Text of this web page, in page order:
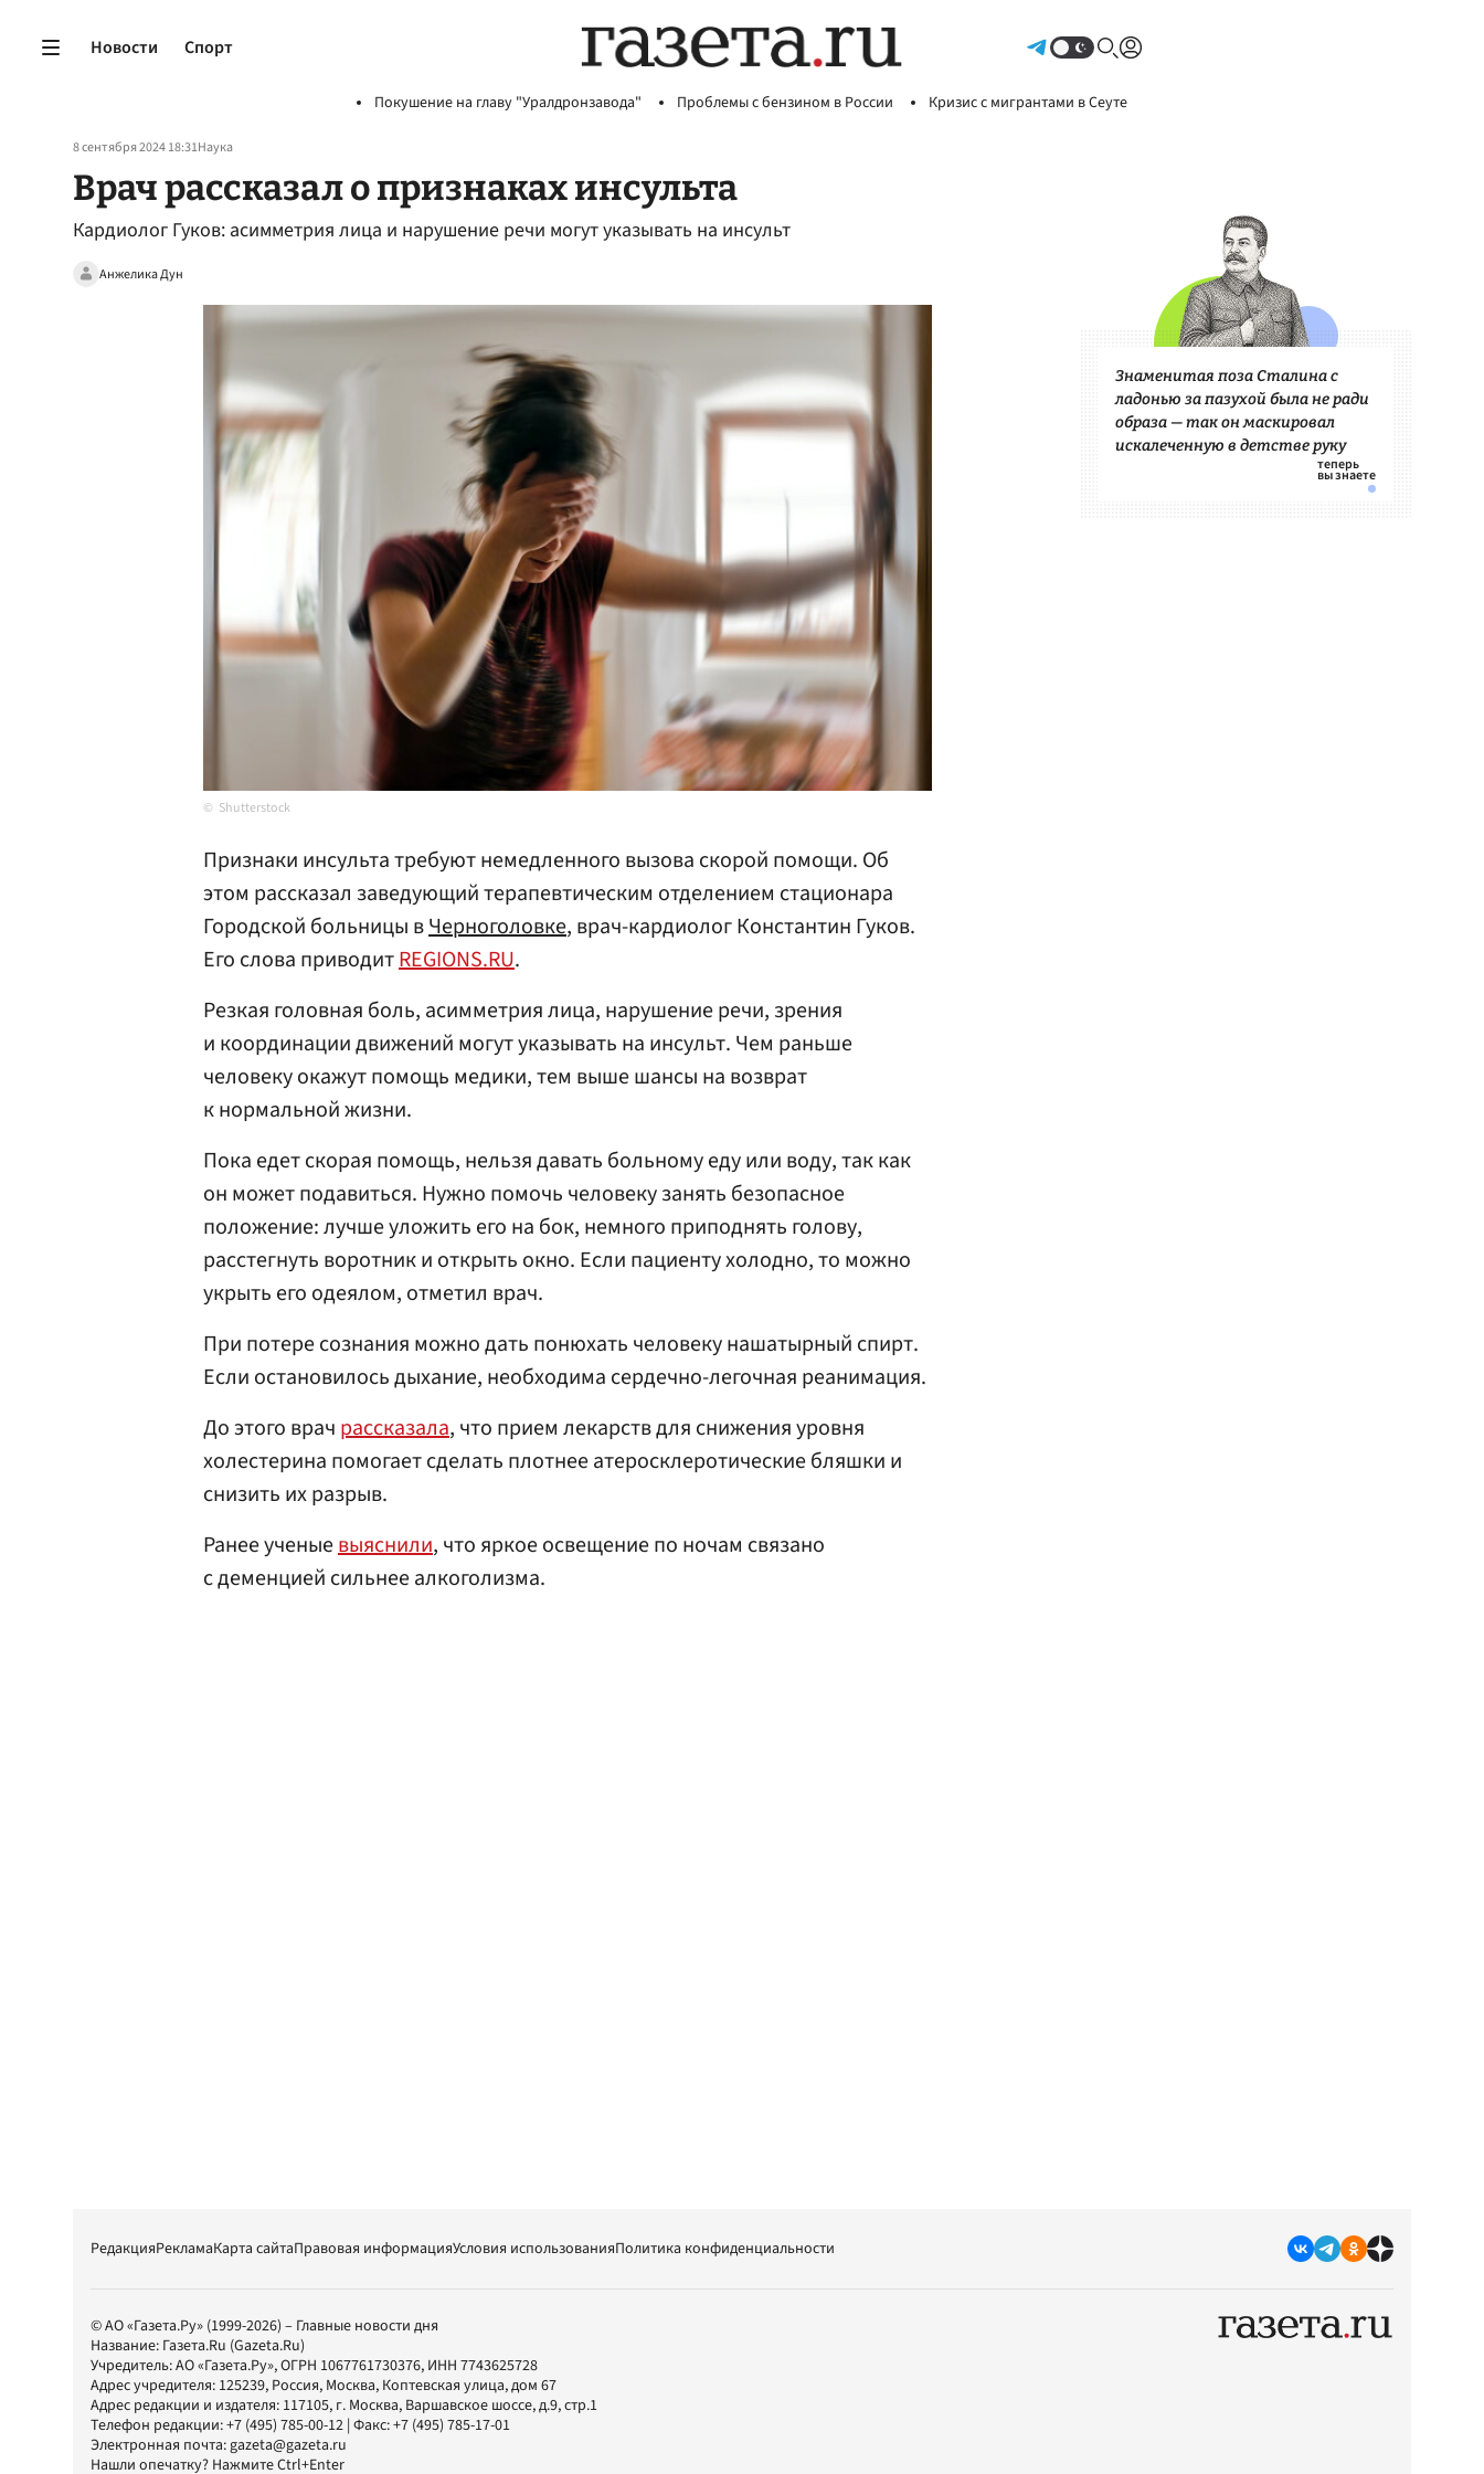
Новости Спорт
Покушение на главу "Уралдронзавода" Проблемы с бензином в России Кризис с мигрантами в Сеуте
8 сентября 2024 18:31Наука
Врач рассказал о признаках инсульта
Кардиолог Гуков: асимметрия лица и нарушение речи могут указывать на инсульт
Анжелика Дун
Shutterstock
Признаки инсульта требуют немедленного вызова скорой помощи. Об
этом рассказал заведующий терапевтическим отделением стационара
Городской больницы вЧерноголовке, врач-кардиолог Константин Гуков.
Его слова приводитREGIONS.RU.
Резкая головная боль, асимметрия лица, нарушение речи, зрения
и координации движений могут указывать на инсульт. Чем раньше
человеку окажут помощь медики, тем выше шансы на возврат
к нормальной жизни.
Пока едет скорая помощь, нельзя давать больному еду или воду, так как
он может подавиться. Нужно помочь человеку занять безопасное
положение: лучше уложить его на бок, немного приподнять голову,
расстегнуть воротник и открыть окно. Если пациенту холодно, то можно
укрыть его одеялом, отметил врач.
При потере сознания можно дать понюхать человеку нашатырный спирт.
Если остановилось дыхание, необходима сердечно-легочная реанимация.
До этого врач рассказала, что прием лекарств для снижения уровня
холестерина помогает сделать плотнее атеросклеротические бляшки и
снизить их разрыв.
Ранее ученыевыяснили, что яркое освещение по ночам связано
с деменцией сильнее алкоголизма.
Знаменитая поза Сталина с
ладонью за пазухой была не ради
образа — так он маскировал
искалеченную в детстве руку
РедакцияРекламаКарта сайтаПравовая информацияУсловия использованияПолитика конфиденциальности
© АО «Газета.Ру» (1999-2026) – Главные новости дня
Название: Газета.Ru (Gazeta.Ru)
Учредитель:АО «Газета.Ру», ОГРН 1067761730376, ИНН 7743625728
Адрес учредителя: 125239, Россия, Москва, Коптевская улица, дом 67
Адрес редакции и издателя: 117105, г. Москва, Варшавское шоссе, д.9, стр.1
Телефон редакции:+7 (495) 785-00-12 | Факс:+7 (495) 785-17-01
Электронная почта:gazeta@gazeta.ru
Нашли опечатку? Нажмите Ctrl+Enter